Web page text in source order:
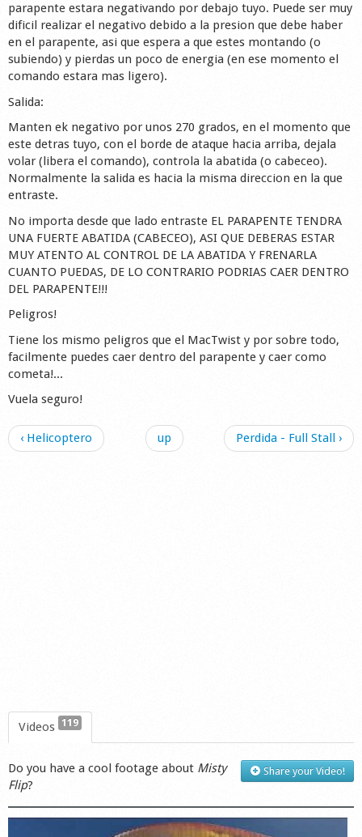
parapente estara negativando por debajo tuyo. Puede ser muy
dificil realizar el negativo debido a la presion que debe haber
en el parapente, asi que espera a que estes montando (o
subiendo) y pierdas un poco de energia (en ese momento el
comando estara mas ligero).
Salida:
Manten ek negativo por unos 270 grados, en el momento que
este detras tuyo, con el borde de ataque hacia arriba, dejala
volar (libera el comando), controla la abatida (o cabeceo).
Normalmente la salida es hacia la misma direccion en la que
entraste.
No importa desde que lado entraste EL PARAPENTE TENDRA
UNA FUERTE ABATIDA (CABECEO), ASI QUE DEBERAS ESTAR
MUY ATENTO AL CONTROL DE LA ABATIDA Y FRENARLA
CUANTO PUEDAS, DE LO CONTRARIO PODRIAS CAER DENTRO
DEL PARAPENTE!!!
Peligros!
Tiene los mismo peligros que el MacTwist y por sobre todo,
facilmente puedes caer dentro del parapente y caer como
cometa!...
Vuela seguro!
‹ Helicoptero up Perdida - Full Stall ›
Videos 119
Share your Video!
Do you have a cool footage about Misty
Flip?